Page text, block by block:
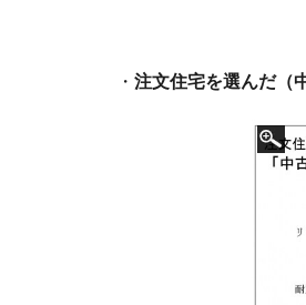
・ 注文住宅を選んだ（